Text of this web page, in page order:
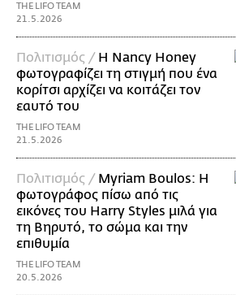
THE LIFO TEAM
21.5.2026
Πολιτισμός / Η Nancy Honey
φωτογραφίζει τη στιγμή που ένα
κορίτσι αρχίζει να κοιτάζει τον
εαυτό του
THE LIFO TEAM
21.5.2026
Πολιτισμός / Myriam Boulos: Η
φωτογράφος πίσω από τις
εικόνες του Harry Styles μιλά για
τη Βηρυτό, το σώμα και την
επιθυμία
THE LIFO TEAM
20.5.2026